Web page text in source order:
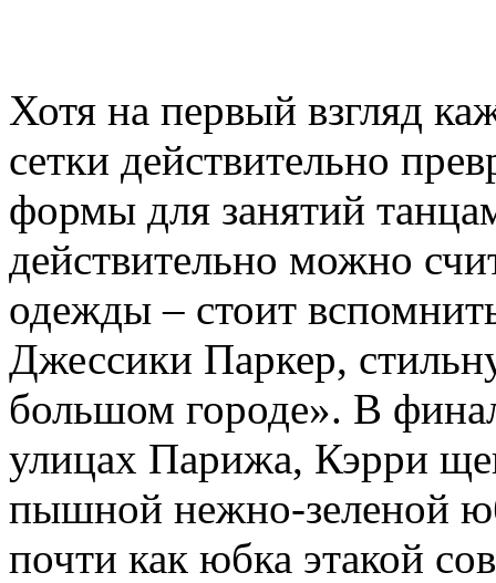
Хотя на первый взгляд
сетки действительно
формы для занятий
действительно можно
одежды – стоит
Джессики Паркер,
большом городе». В
улицах Парижа, Кэрри
пышной нежно-зеленой
почти как юбка этакой